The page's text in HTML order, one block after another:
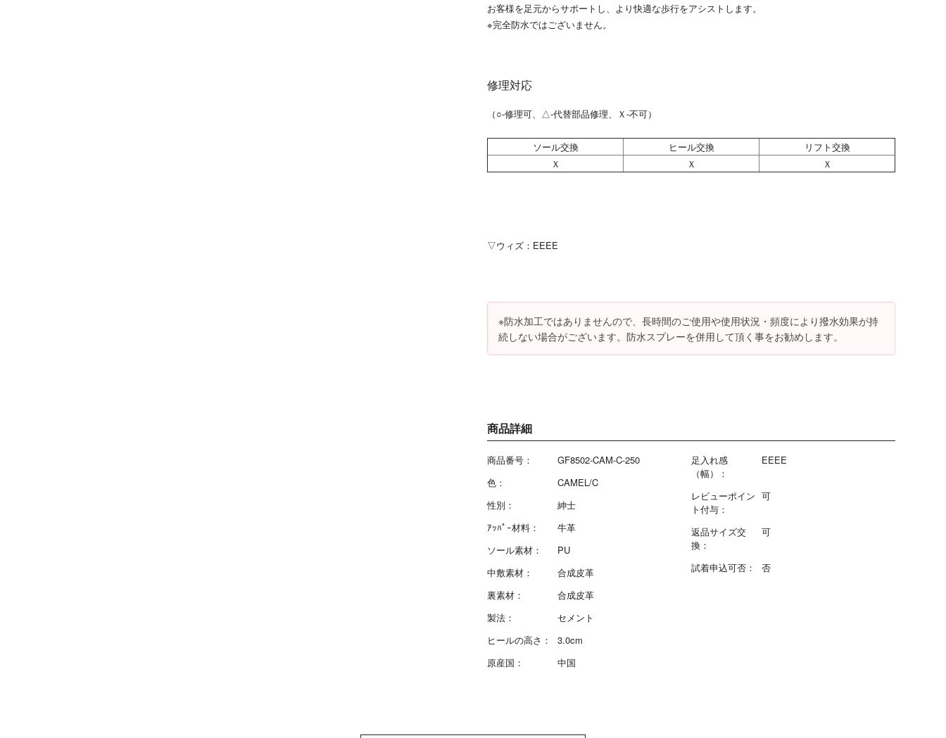
商品詳細
商品番号：
GF8502-CAM-C-250
色：
CAMEL/C
性別：
紳士
ｱｯﾊﾟｰ材料：
牛革
ソール素材：
PU
中敷素材：
合成皮革
裏素材：
合成皮革
製法：
セメント
ヒールの高さ：
3.0cm
原産国：
中国
足入れ感
（幅）：
EEEE
レビューポイン
ト付与：
可
返品サイズ交
換：
可
試着申込可否： 否
お客様を足元からサポートし、より快適な歩行をアシストします。
※完全防水ではございません。
修理対応
（○-修理可、△-代替部品修理、Ｘ-不可）
ソール交換 ヒール交換
リフト交換
Ｘ
Ｘ Ｘ
▽ウィズ：EEEE
※防水加工ではありませんので、長時間のご使用や使用状況・頻度により撥水効果が持
続しない場合がございます。防水スプレーを併用して頂く事をお勧めします。